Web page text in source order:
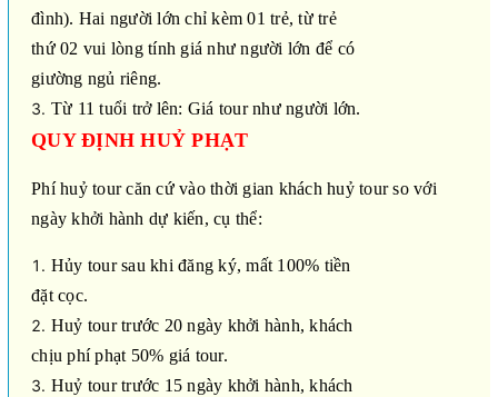
đình). Hai người lớn chỉ kèm 01 trẻ, từ trẻ
thứ 02 vui lòng tính giá như người lớn để có
giường ngủ riêng.
Từ 11 tuổi trở lên: Giá tour như người lớn.
QUY ĐỊNH HUỶ PHẠT
Phí huỷ tour căn cứ vào thời gian khách huỷ tour so với
ngày khởi hành dự kiến, cụ thể:
Hủy tour sau khi đăng ký, mất 100% tiền
đặt cọc.
Huỷ tour trước 20 ngày khởi hành, khách
chịu phí phạt 50% giá tour.
Huỷ tour trước 15 ngày khởi hành, khách